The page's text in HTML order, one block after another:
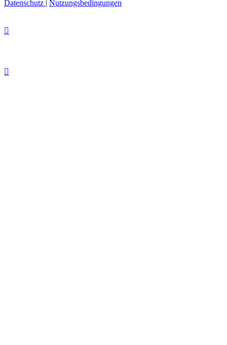
Datenschutz | Nutzungsbedingungen